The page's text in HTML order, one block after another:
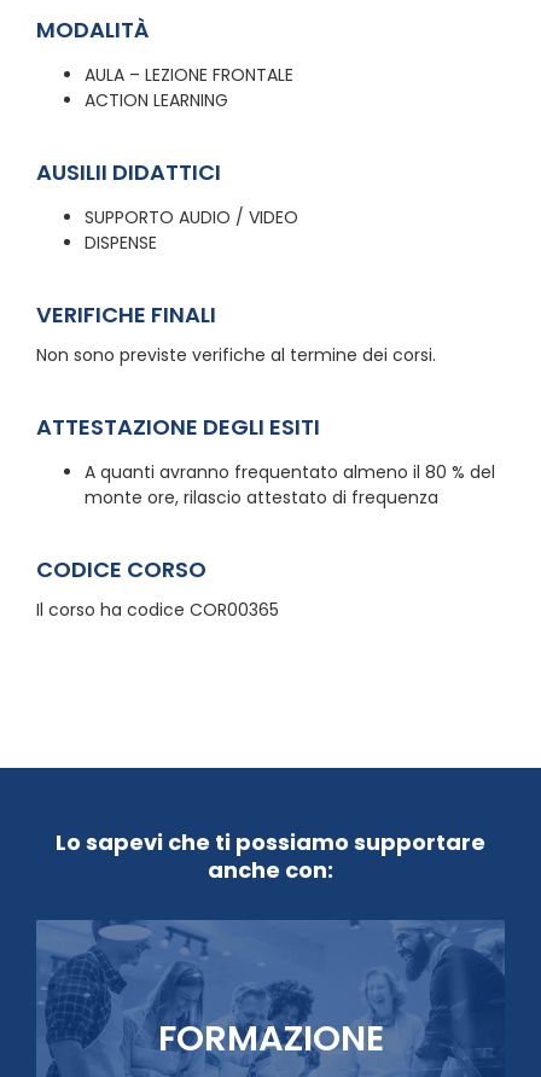
MODALITÀ
AULA – LEZIONE FRONTALE
ACTION LEARNING
AUSILII DIDATTICI
SUPPORTO AUDIO / VIDEO
DISPENSE
VERIFICHE FINALI
Non sono previste verifiche al termine dei corsi.
ATTESTAZIONE DEGLI ESITI
A quanti avranno frequentato almeno il 80 % del
monte ore, rilascio attestato di frequenza
CODICE CORSO
Il corso ha codice COR00365
Lo sapevi che ti possiamo supportare
anche con:
FORMAZIONE